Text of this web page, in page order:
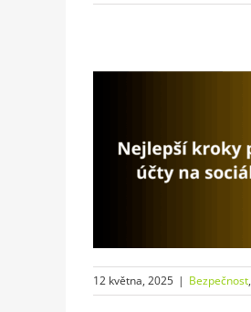
12 května, 2025 | Bezpečnost,